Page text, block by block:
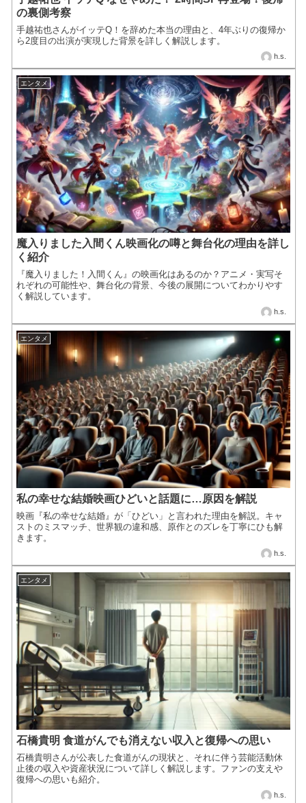
の裏側考察
手越祐也さんがイッテQ！を辞めた本当の理由と、4年ぶりの復帰か
ら2度目の出演が実現した背景を詳しく解説します。
h.s.
エンタメ
魔入りました入間くん映画化の噂と舞台化の理由を詳し
く紹介
『魔入りました！入間くん』の映画化はあるのか？アニメ・実写そ
れぞれの可能性や、舞台化の背景、今後の展開についてわかりやす
く解説しています。
h.s.
エンタメ
私の幸せな結婚映画ひどいと話題に…原因を解説
映画『私の幸せな結婚』が「ひどい」と言われた理由を解説。キャ
ストのミスマッチ、世界観の違和感、原作とのズレを丁寧にひも解
きます。
h.s.
エンタメ
石橋貴明 食道がんでも消えない収入と復帰への思い
石橋貴明さんが公表した食道がんの現状と、それに伴う芸能活動休
止後の収入や資産状況について詳しく解説します。ファンの支えや
復帰への思いも紹介。
h.s.